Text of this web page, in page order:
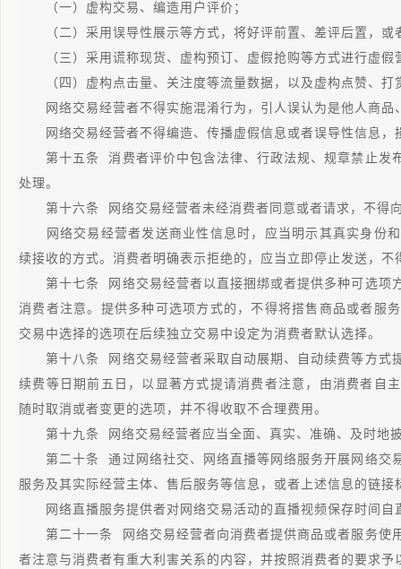
（一）虚构交易、编造用户评价；
（二）采用误导性展示等方式，将好评前置、差评后置，或
（三）采用谎称现货、虚构预订、虚假抢购等方式进行虚假
（四）虚构点击量、关注度等流量数据，以及虚构点赞、打
网络交易经营者不得实施混淆行为，引人误认为是他人商品
网络交易经营者不得编造、传播虚假信息或者误导性信息，
第十五条 消费者评价中包含法律、行政法规、规章禁止发
处理。
第十六条 网络交易经营者未经消费者同意或者请求，不得
网络交易经营者发送商业性信息时，应当明示其真实身份
续接收的方式。消费者明确表示拒绝的，应当立即停止发送，不
第十七条 网络交易经营者以直接捆绑或者提供多种可选项
消费者注意。提供多种可选项方式的，不得将搭售商品或者服
交易中选择的选项在后续独立交易中设定为消费者默认选择。
第十八条 网络交易经营者采取自动展期、自动续费等方式
续费等日期前五日，以显著方式提请消费者注意，由消费者自
随时取消或者变更的选项，并不得收取不合理费用。
第十九条 网络交易经营者应当全面、真实、准确、及时地
第二十条 通过网络社交、网络直播等网络服务开展网络交
服务及其实际经营主体、售后服务等信息，或者上述信息的链接
网络直播服务提供者对网络交易活动的直播视频保存时间自
第二十一条 网络交易经营者向消费者提供商品或者服务使
者注意与消费者有重大利害关系的内容，并按照消费者的要求